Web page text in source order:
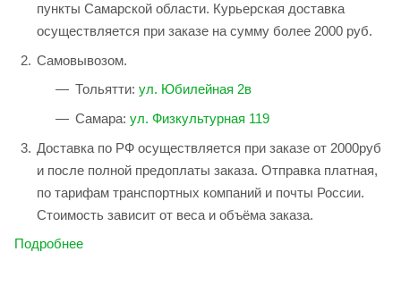
пункты Самарской области. Курьерская доставка
осуществляется при заказе на сумму более 2000 руб.
Самовывозом.
Тольятти: ул. Юбилейная 2в
Самара: ул. Физкультурная 119
Доставка по РФ осуществляется при заказе от 2000руб
и после полной предоплаты заказа. Отправка платная,
по тарифам транспортных компаний и почты России.
Стоимость зависит от веса и объёма заказа.
Подробнее